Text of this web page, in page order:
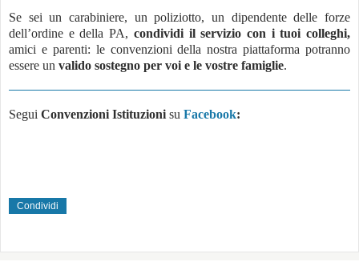
Se sei un carabiniere, un poliziotto, un dipendente delle forze
dell’ordine e della PA, condividi il servizio con i tuoi colleghi,
amici e parenti: le convenzioni della nostra piattaforma potranno
essere un valido sostegno per voi e le vostre famiglie.
Segui Convenzioni Istituzioni su Facebook:
Condividi